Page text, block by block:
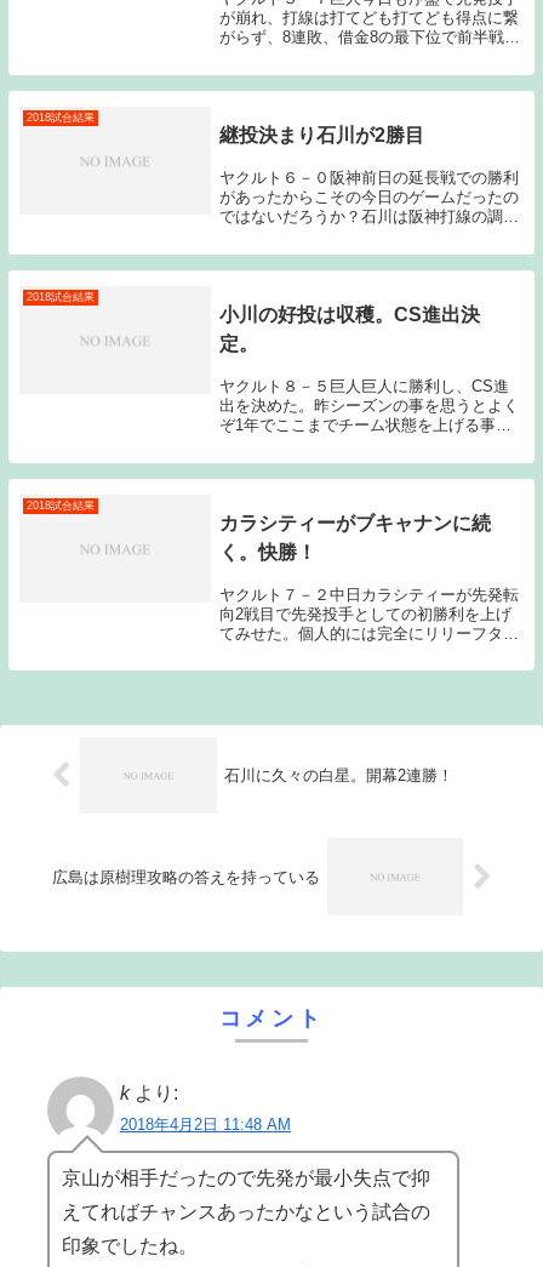
が崩れ、打線は打てども打てども得点に繋
がらず、8連敗、借金8の最下位で前半戦を
下位に沈んだチームを立て直すのは一筋縄
ではいかないことは予想していたし、今シ
2018試合結果
継投決まり石川が2勝目
ヤクルト６－０阪神前日の延長戦での勝利
があったからこその今日のゲームだったの
ではないだろうか？石川は阪神打線の調子
うが、6回2アウトまでよく粘ってくれた。
そしてピンチで登板した近藤が良い仕事を
2018試合結果
小川の好投は収穫。CS進出決
定。
ヤクルト８－５巨人巨人に勝利し、CS進
出を決めた。昨シーズンの事を思うとよく
ぞ1年でここまでチーム状態を上げる事が
ステージをホーム神宮で戦える状況を作っ
てもらいたい。そしてCSに向けて状態が
2018試合結果
カラシティーがブキャナンに続
く。快勝！
ヤクルト７－２中日カラシティーが先発転
向2戦目で先発投手としての初勝利を上げ
てみせた。個人的には完全にリリーフタイ
長いイニングの投球内容に驚いている。リ
石川に久々の白星。開幕2連勝！
広島は原樹理攻略の答えを持っている
コメント
k より:
2018年4月2日 11:48 AM
京山が相手だったので先発が最小失点で抑
えてればチャンスあったかなという試合の
印象でしたね。